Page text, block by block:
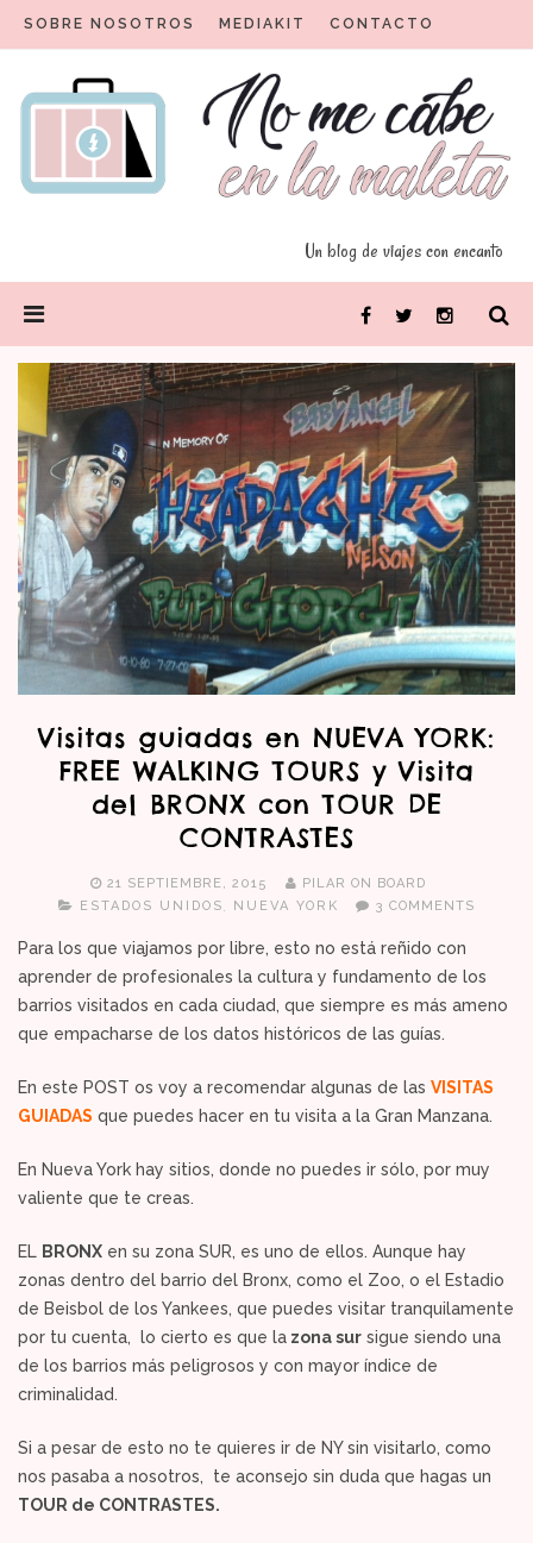
SOBRE NOSOTROS MEDIAKIT CONTACTO
Un blog de viajes con encanto
No me cabe en la maleta
Un blog para viajeros con encanto
MENU
FacebookTwitter Instagram
Visitas guiadas en NUEVA YORK:
FREE WALKING TOURS y Visita
del BRONX con TOUR DE
CONTRASTES
21 SEPTIEMBRE, 2015
PILAR ON BOARD
ESTADOS UNIDOS
NUEVA YORK 3 COMMENTS
Para los que viajamos por libre, esto no está reñido con
aprender de profesionales la cultura y fundamento de los
barrios visitados en cada ciudad, que siempre es más ameno
que empacharse de los datos históricos de las guías.
En este POST os voy a recomendar algunas de las VISITAS
GUIADAS que puedes hacer en tu visita a la Gran Manzana.
En Nueva York hay sitios, donde no puedes ir sólo, por muy
valiente que te creas.
EL BRONX en su zona SUR, es uno de ellos. Aunque hay
zonas dentro del barrio del Bronx, como el Zoo, o el Estadio
de Beisbol de los Yankees, que puedes visitar tranquilamente
por tu cuenta, lo cierto es que la zona sur sigue siendo una
de los barrios más peligrosos y con mayor índice de
criminalidad.
Si a pesar de esto no te quieres ir de NY sin visitarlo, como
nos pasaba a nosotros, te aconsejo sin duda que hagas un
TOUR de CONTRASTES.